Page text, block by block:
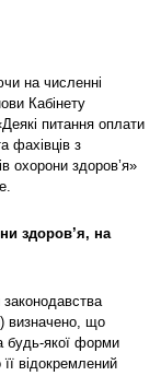
на численні
Кабінету
питання оплати
фахівців з
охорони здоров’я»
здоров’я, на
законодавства
визначено, що
будь-якої форми
відокремлений